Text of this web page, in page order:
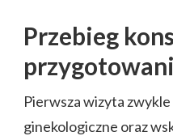
Przebieg
Pierwsza wizyta
ginekologiczne oraz